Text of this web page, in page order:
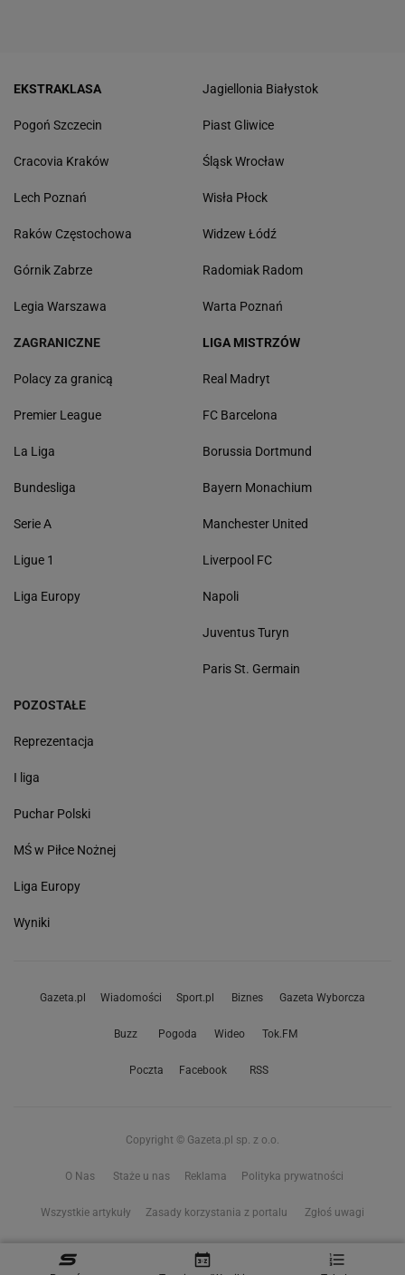
EKSTRAKLASA
Pogoń Szczecin
Cracovia Kraków
Lech Poznań
Raków Częstochowa
Górnik Zabrze
Legia Warszawa
Jagiellonia Białystok
Piast Gliwice
Śląsk Wrocław
Wisła Płock
Widzew Łódź
Radomiak Radom
Warta Poznań
ZAGRANICZNE
Polacy za granicą
Premier League
La Liga
Bundesliga
Serie A
Ligue 1
Liga Europy
LIGA MISTRZÓW
Real Madryt
FC Barcelona
Borussia Dortmund
Bayern Monachium
Manchester United
Liverpool FC
Napoli
Juventus Turyn
Paris St. Germain
POZOSTAŁE
Reprezentacja
I liga
Puchar Polski
MŚ w Piłce Nożnej
Liga Europy
Wyniki
Gazeta.pl Wiadomości Sport.pl Biznes Gazeta Wyborcza
Buzz Pogoda Wideo Tok.FM
Poczta Facebook RSS
Copyright © Gazeta.pl sp. z o.o.
O Nas Staże u nas Reklama Polityka prywatności
Wszystkie artykuły Zasady korzystania z portalu Zgłoś uwagi